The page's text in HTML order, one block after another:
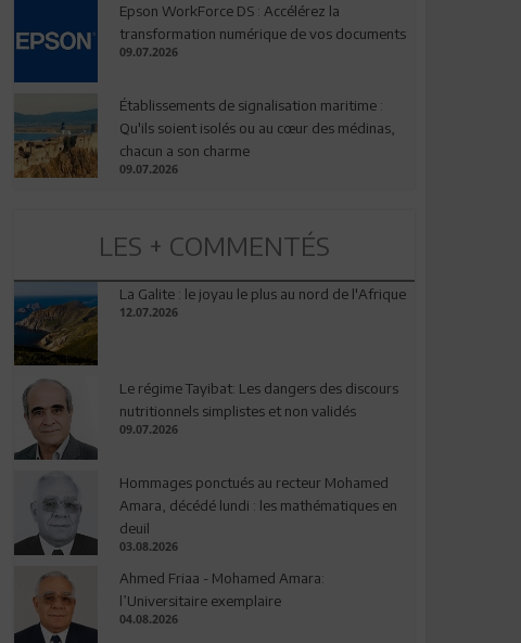
Epson WorkForce DS : Accélérez la
transformation numérique de vos documents
09.07.2026
Établissements de signalisation maritime :
Qu'ils soient isolés ou au cœur des médinas,
chacun a son charme
09.07.2026
LES + COMMENTÉS
La Galite : le joyau le plus au nord de l'Afrique
12.07.2026
Le régime Tayibat: Les dangers des discours
nutritionnels simplistes et non validés
09.07.2026
Hommages ponctués au recteur Mohamed
Amara, décédé lundi : les mathématiques en
deuil
03.08.2026
Ahmed Friaa - Mohamed Amara:
l’Universitaire exemplaire
04.08.2026